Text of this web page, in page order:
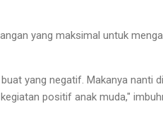
yang maksimal untuk
yang negatif. Makanya nanti
positif anak muda,"